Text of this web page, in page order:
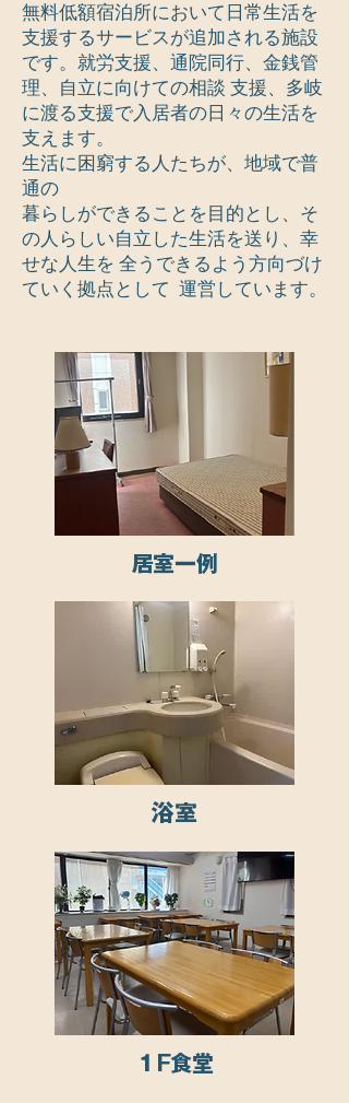
無料低額宿泊所において日常生活を
支援するサービスが追加される施設
です。就労支援、通院同行、金銭管
理、自立に向けての相談 支援、多岐
に渡る支援で入居者の日々の生活を
支えます。
生活に困窮する人たちが、地域で普
通の
暮らしができることを目的とし、そ
の人らしい自立した生活を送り、幸
せな人生を 全うできるよう方向づけ
ていく拠点として 運営しています。
​居室一例
​浴室
１F食堂